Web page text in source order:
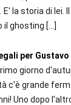
E' la storia di lei.
il ghosting […]
per
giorno
c'è grande
Uno dopo